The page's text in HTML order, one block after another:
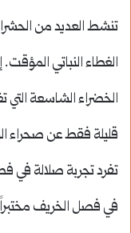
تنشط العديد من
الغطاء النباتي
الخضراء الشاسعة التي
قليلة فقط عن صحراء
تفرد تجربة صلالة في
في فصل الخريف مختبراً